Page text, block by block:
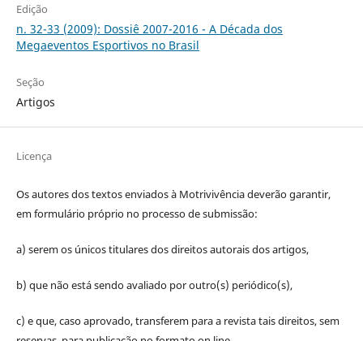
Edição
n. 32-33 (2009): Dossiê 2007-2016 - A Década dos
Megaeventos Esportivos no Brasil
Seção
Artigos
Licença
Os autores dos textos enviados à Motrivivência deverão garantir,
em formulário próprio no processo de submissão:
a) serem os únicos titulares dos direitos autorais dos artigos,
b) que não está sendo avaliado por outro(s) periódico(s),
c) e que, caso aprovado, transferem para a revista tais direitos, sem